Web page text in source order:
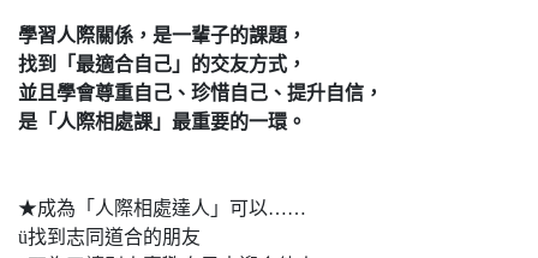
學習人際關係，是一輩子的課題，
找到「最適合自己」的交友方式，
並且學會尊重自己、珍惜自己、提升自信，
是「人際相處課」最重要的一環。
★成為「人際相處達人」可以……
ü找到志同道合的朋友